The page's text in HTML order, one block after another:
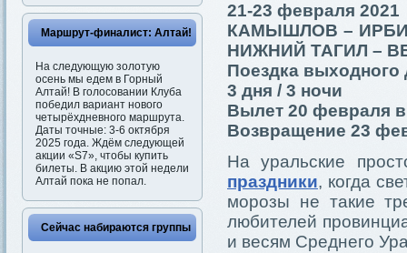
Маршрут-финалист: Алтай!
На следующую золотую
осень мы едем в Горный
Алтай! В голосовании Клуба
победил вариант нового
четырёхдневного маршрута.
Даты точные: 3-6 октября
2025 года. Ждём следующей
акции «S7», чтобы купить
билеты. В акцию этой недели
Алтай пока не попал.
Сейчас набираются группы
21-23 февраля 2021
КАМЫШЛОВ –
НИЖНИЙ ТАГИЛ –
Поездка выходного
3 дня / 3 ночи
Вылет 20 февраля в
Возвращение 23
На уральские
праздники, когда
морозы не такие
любителей
и весям Среднего